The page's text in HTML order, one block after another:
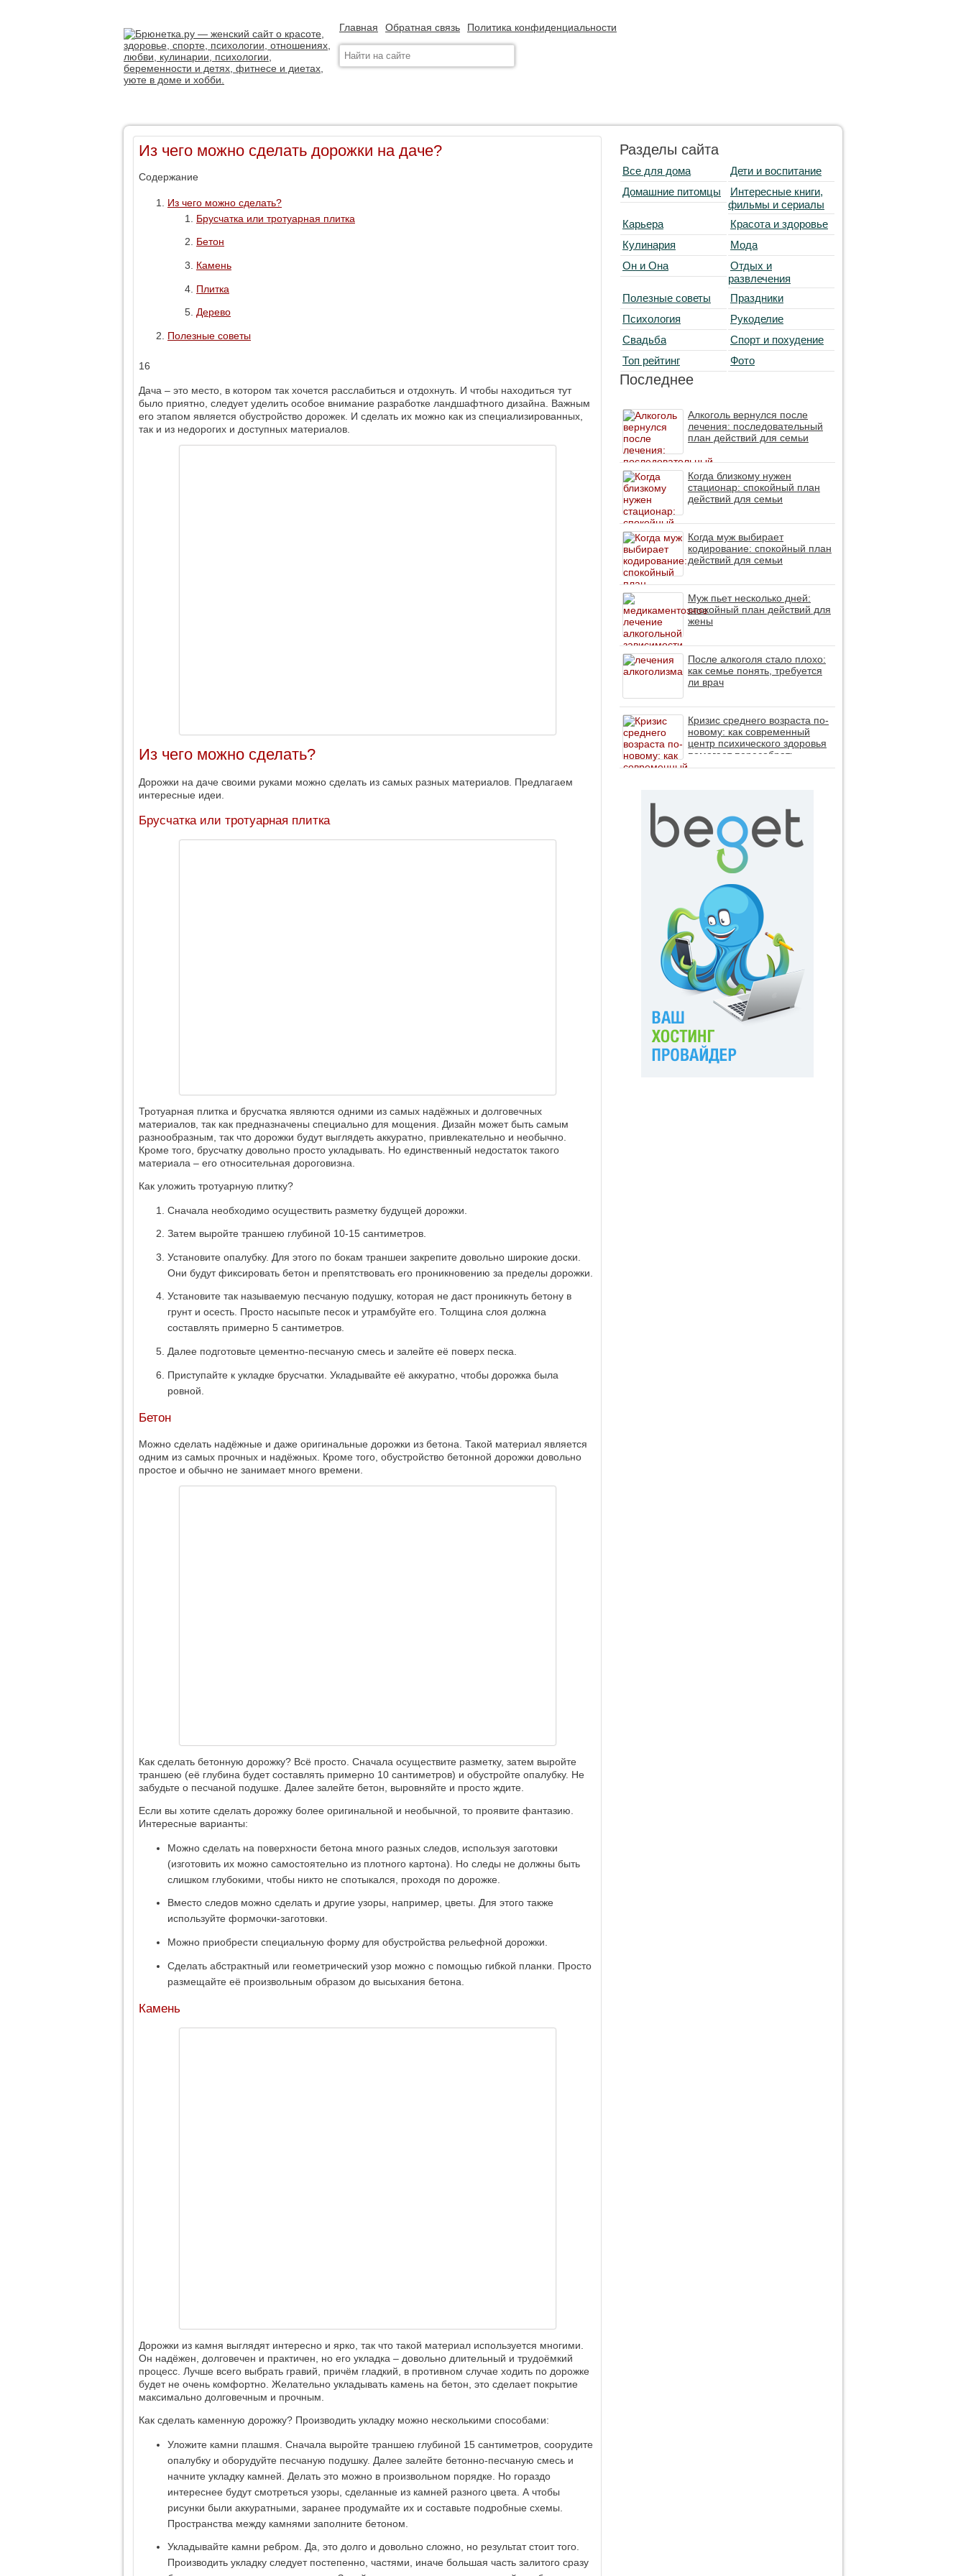
Главная Обратная связь Политика конфиденциальности
Из чего можно сделать дорожки на даче?
Содержание
Из чего можно сделать?
Брусчатка или тротуарная плитка
Бетон
Камень
Плитка
Дерево
Полезные советы
16
Дача – это место, в котором так хочется расслабиться и отдохнуть. И чтобы находиться тут
было приятно, следует уделить особое внимание разработке ландшафтного дизайна. Важным
его этапом является обустройство дорожек. И сделать их можно как из специализированных,
так и из недорогих и доступных материалов.
Из чего можно сделать?
Дорожки на даче своими руками можно сделать из самых разных материалов. Предлагаем
интересные идеи.
Брусчатка или тротуарная плитка
Тротуарная плитка и брусчатка являются одними из самых надёжных и долговечных
материалов, так как предназначены специально для мощения. Дизайн может быть самым
разнообразным, так что дорожки будут выглядеть аккуратно, привлекательно и необычно.
Кроме того, брусчатку довольно просто укладывать. Но единственный недостаток такого
материала – его относительная дороговизна.
Как уложить тротуарную плитку?
Сначала необходимо осуществить разметку будущей дорожки.
Затем выройте траншею глубиной 10-15 сантиметров.
Установите опалубку. Для этого по бокам траншеи закрепите довольно широкие доски.
Они будут фиксировать бетон и препятствовать его проникновению за пределы дорожки.
Установите так называемую песчаную подушку, которая не даст проникнуть бетону в
грунт и осесть. Просто насыпьте песок и утрамбуйте его. Толщина слоя должна
составлять примерно 5 сантиметров.
Далее подготовьте цементно-песчаную смесь и залейте её поверх песка.
Приступайте к укладке брусчатки. Укладывайте её аккуратно, чтобы дорожка была
ровной.
Бетон
Можно сделать надёжные и даже оригинальные дорожки из бетона. Такой материал является
одним из самых прочных и надёжных. Кроме того, обустройство бетонной дорожки довольно
простое и обычно не занимает много времени.
Как сделать бетонную дорожку? Всё просто. Сначала осуществите разметку, затем выройте
траншею (её глубина будет составлять примерно 10 сантиметров) и обустройте опалубку. Не
забудьте о песчаной подушке. Далее залейте бетон, выровняйте и просто ждите.
Если вы хотите сделать дорожку более оригинальной и необычной, то проявите фантазию.
Интересные варианты:
Можно сделать на поверхности бетона много разных следов, используя заготовки
(изготовить их можно самостоятельно из плотного картона). Но следы не должны быть
слишком глубокими, чтобы никто не спотыкался, проходя по дорожке.
Вместо следов можно сделать и другие узоры, например, цветы. Для этого также
используйте формочки-заготовки.
Можно приобрести специальную форму для обустройства рельефной дорожки.
Сделать абстрактный или геометрический узор можно с помощью гибкой планки. Просто
размещайте её произвольным образом до высыхания бетона.
Камень
Дорожки из камня выглядят интересно и ярко, так что такой материал используется многими.
Он надёжен, долговечен и практичен, но его укладка – довольно длительный и трудоёмкий
процесс. Лучше всего выбрать гравий, причём гладкий, в противном случае ходить по дорожке
будет не очень комфортно. Желательно укладывать камень на бетон, это сделает покрытие
максимально долговечным и прочным.
Как сделать каменную дорожку? Производить укладку можно несколькими способами:
Уложите камни плашмя. Сначала выройте траншею глубиной 15 сантиметров, соорудите
опалубку и оборудуйте песчаную подушку. Далее залейте бетонно-песчаную смесь и
начните укладку камней. Делать это можно в произвольном порядке. Но гораздо
интереснее будут смотреться узоры, сделанные из камней разного цвета. А чтобы
рисунки были аккуратными, заранее продумайте их и составьте подробные схемы.
Пространства между камнями заполните бетоном.
Укладывайте камни ребром. Да, это долго и довольно сложно, но результат стоит того.
Производить укладку следует постепенно, частями, иначе большая часть залитого сразу
Разделы сайта
Все для дома
Дети и воспитание
Домашние питомцы
Интересные книги,
фильмы и сериалы
Карьера
Красота и здоровье
Кулинария
Мода
Он и Она
Отдых и
развлечения
Полезные советы
Праздники
Психология
Рукоделие
Свадьба
Спорт и похудение
Топ рейтинг
Фото
Последнее
Алкоголь вернулся после
лечения: последовательный
план действий для семьи
Когда близкому нужен
стационар: спокойный план
действий для семьи
Когда муж выбирает
кодирование: спокойный план
действий для семьи
Муж пьет несколько дней:
спокойный план действий для
жены
После алкоголя стало плохо:
как семье понять, требуется
ли врач
Кризис среднего возраста по-
новому: как современный
центр психического здоровья
помогает пересобрать
личность без таблеток (методы